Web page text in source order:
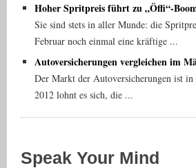
Hoher Spritpreis führt zu „Öffi“-
Sie sind stets in aller Munde: die
Februar noch einmal eine kräftige ...
Autoversicherungen vergleichen im
Der Markt der Autoversicherungen ist
2012 lohnt es sich, die ...
Speak Your Mind